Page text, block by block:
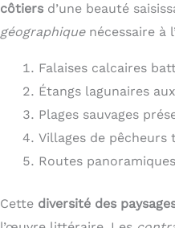
côtiersd’une beauté
géographiquenécessaire à
Falaises calcaires
Étangs lagunaires
Plages sauvages
Villages de pêcheurs
Routes
Cette diversité des